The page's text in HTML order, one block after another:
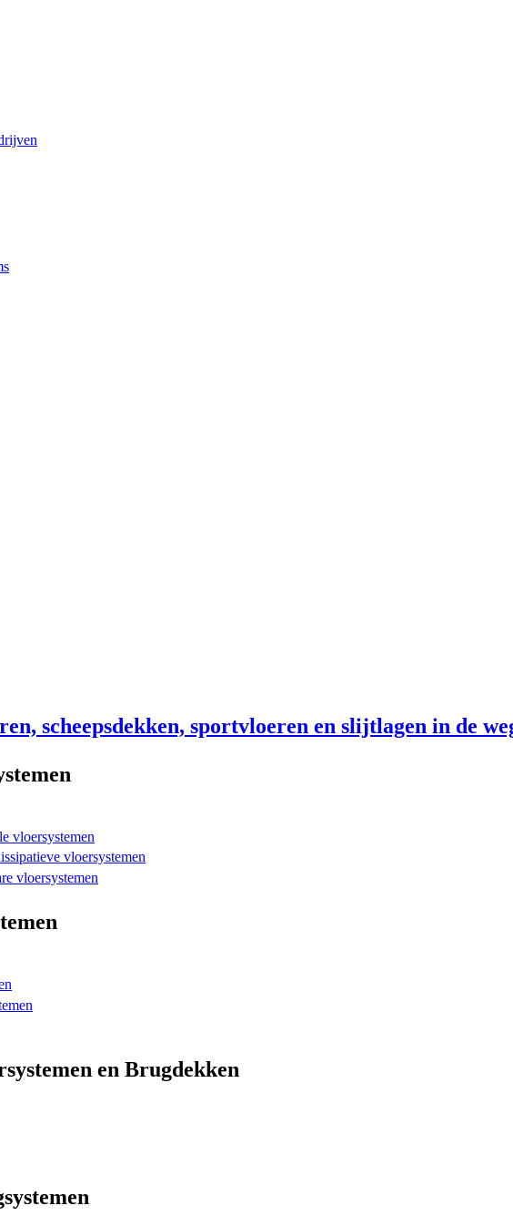
scheepsdekken, sportvloeren en slijtlagen in de
vloersystemen
vloersystemen
vloersystemen
en Brugdekken